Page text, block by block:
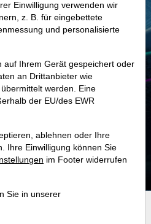
7,58 Mrd. USD
7,45 Mrd. USD
Einwilligung verwenden wir
z. B. für eingebettete
und personalisierte
auf Ihrem Gerät gespeichert oder
an Drittanbieter wie
werden. Eine
der EU/des EWR
ablehnen oder Ihre
Ihre Einwilligung können Sie
im Footer widerrufen
Sie in unserer